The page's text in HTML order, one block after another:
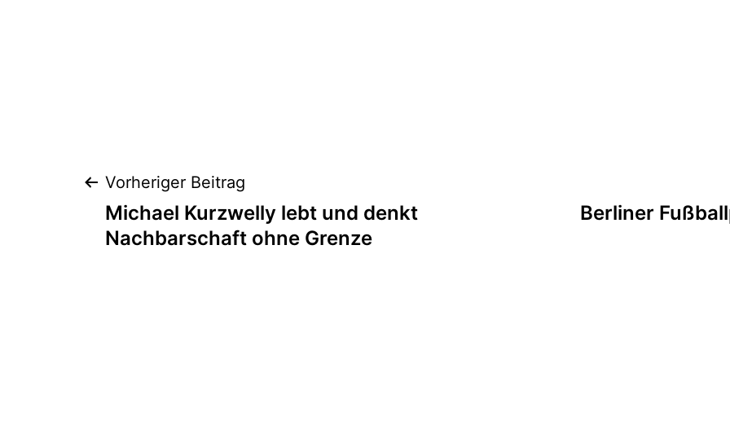
Beitragsnavigation
Vorheriger Beitrag
Michael Kurzwelly lebt und denkt
Nachbarschaft ohne Grenze
Berliner